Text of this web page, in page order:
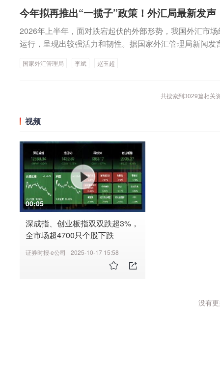
于平滑投资组合的整体回报表现。（券商中国）
增。接下来，外汇局将努力构建“更加便利、更加开放、
管理体制机制，更好服务高质量发展和高水平开放。李
便利和防风险相结合。一方面，在必要时强化逆周期调节
场平稳运行，坚决防范系统性风险。另一方面，强化外汇
钱庄等外汇违法违规活动，有效维护外汇市场运行秩序
期新高。“这些数据显示，我国涉外经济保持良好发展势
入2472亿美元。分项目看，上半年货物贸易项下资金净
我国投资总体回升，服务贸易收入增长加快、服务贸易收
外投资总体保持增长。对于外商来华投资的整体表现，
支司负责人赵玉超进一步介绍称，国际收支数据显示，
增加约1600亿美元，明显好于去年同期。这既包括直接
国吸收的境外存款和贷款。从直接投资看，前5个月外商
亿美元。其中，新增资本金保持稳定，外资企业在境内
5%。截至今年一季度末，外商来华直接投资存量超过4
质的国家和地区，我国仍位居全球各经济体吸收外资存
术服务业和高技术制造业外资流入规模同比增长61%，
比去年同期占比提高11个百分点。“这说明近年来外商来
本和规模优势，逐步向共同参与‘中国创造’转变。”赵玉
型对外开放，将为外资来华投资营造更加便利的政策环
今年拟再推出“一揽子”政策！外汇局最新发声
2026年上半年，面对跌宕起伏的外部形势，我国外汇市
运行，呈现出较强活力和韧性。据国家外汇管理局新闻
跃、更加稳健，主要体现为涉外收支规模创新高、外汇
外汇管理局（下称“外汇局”）将努力构建“更加便利、更
终坚持促便利和防风险相结合。一方面，在必要时强化逆
护外汇市场平稳运行，坚决防范系统性风险。另一方面，
打击地下钱庄等外汇违法违规活动，有效维护外汇市场运
体表现向好上半年，银行代客涉外收入和支出合计9.2万
模为历史同期新高；银行结汇和售汇规模合计2.9万亿美
是历史同期新高。“这些数据显示，我国涉外经济保持良
资更加活跃。”李斌说。从跨境收支表现看，上半年，企
资金净流入2472亿美元。分项目看，上半年货物贸易项
加，外资对我国投资总体回升，服务贸易收入增长加快
境内主体对外投资总体保持增长。对于外商来华投资的
新闻发言人、国际收支司负责人赵玉超进一步介绍称，
外资来华各类投资净增加约1600亿美元，明显好于去年
证券投资，也包括我国吸收的境外存款和贷款。从直接
投资同比增长35%。截至今年一季度末，外商来华直接
国家外汇管理局 李斌 赵玉超
共搜索到3029篇相关
视频
00:05
深成指、创业板指双双跌超3%，
全市场超4700只个股下跌
证券时报·e公司 2025-10-17 15:58
没有